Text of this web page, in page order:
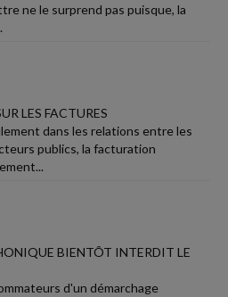
ne le surprend pas puisque, la
LES FACTURES
dans les relations entre les
publics, la facturation
BIENTÔT INTERDIT LE
d'un démarchage